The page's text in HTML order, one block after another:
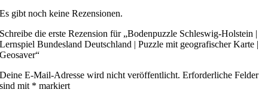
Es gibt noch keine Rezensionen.
Schreibe die erste Rezension für „Bodenpuzzle Schleswig-Holstein |
Lernspiel Bundesland Deutschland | Puzzle mit geografischer Karte |
Geosaver“
Deine E-Mail-Adresse wird nicht veröffentlicht. Erforderliche Felder
sind mit * markiert